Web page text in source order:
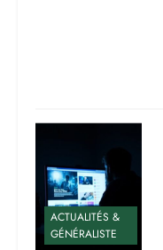
ACTUALITÉS &
GÉNÉRALISTE